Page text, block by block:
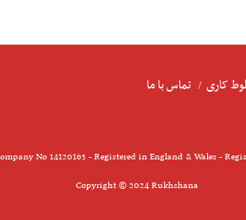
کاری تماس با ما
No 14120163 - Registered in England & Wales -
Copyright © 2024 Rukhshana